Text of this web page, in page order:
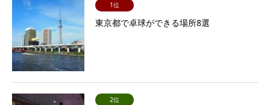
1位
東京都で卓球ができる場所8選
2位